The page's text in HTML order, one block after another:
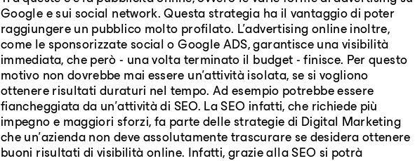
Google e sui social network. Questa strategia ha il vantaggio di poter
raggiungere un pubblico molto profilato. L'advertising online inoltre,
come le sponsorizzate social o Google ADS, garantisce una visibilità
immediata, che però - una volta terminato il budget - finisce. Per questo
motivo non dovrebbe mai essere un'attività isolata, se si vogliono
ottenere risultati duraturi nel tempo. Ad esempio potrebbe essere
fiancheggiata da un'attività di SEO. La SEO infatti, che richiede più
impegno e maggiori sforzi, fa parte delle strategie di Digital Marketing
che un'azienda non deve assolutamente trascurare se desidera ottenere
buoni risultati di visibilità online. Infatti, grazie alla SEO si potrà